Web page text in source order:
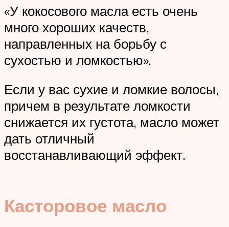
«У кокосового масла есть очень
много хороших качеств,
направленных на борьбу с
сухостью и ломкостью».
Если у вас сухие и ломкие волосы,
причем в результате ломкости
снижается их густота, масло может
дать отличный
восстанавливающий эффект.
Касторовое масло